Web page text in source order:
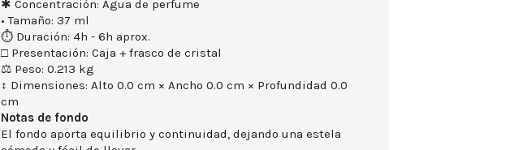
✱ Concentración: Agua de perfume
• Tamaño: 37 ml
⏱ Duración: 4h - 6h aprox.
□ Presentación: Caja + frasco de cristal
⚖ Peso: 0.213 kg
↕ Dimensiones: Alto 0.0 cm × Ancho 0.0 cm × Profundidad 0.0
cm
Notas de fondo
El fondo aporta equilibrio y continuidad, dejando una estela